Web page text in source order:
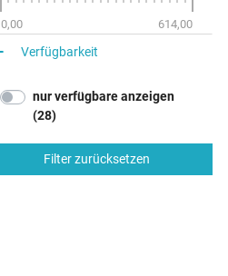
0,00 614,00
Verfügbarkeit
nur verfügbare anzeigen
(28)
Filter zurücksetzen